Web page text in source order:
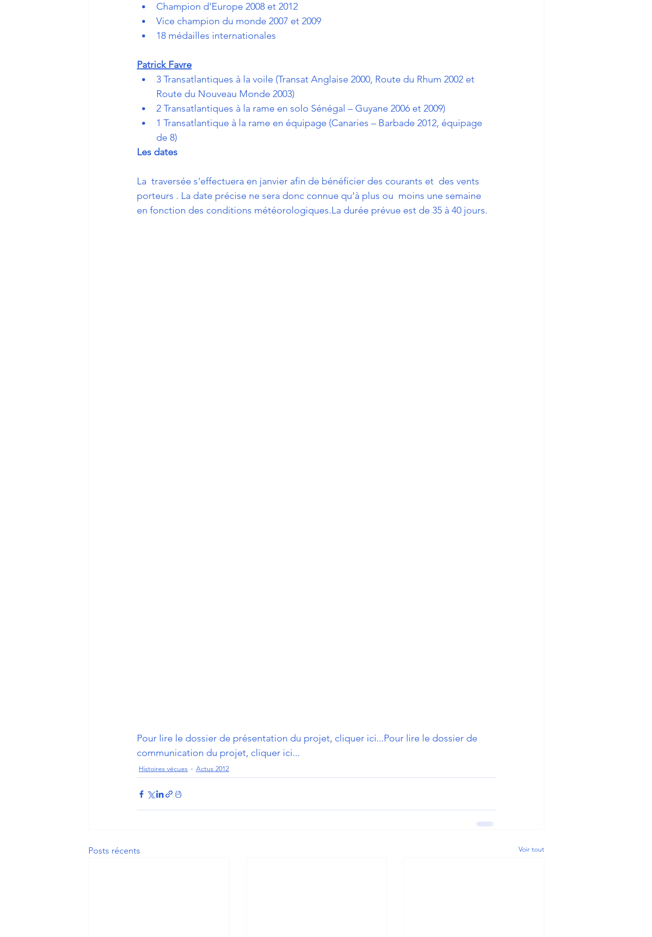
Champion d’Europe 2008 et 2012
Vice champion du monde 2007 et 2009
18 médailles internationales
Patrick Favre
3 Transatlantiques à la voile (Transat Anglaise 2000, Route du Rhum 2002 et
Route du Nouveau Monde 2003)
2 Transatlantiques à la rame en solo Sénégal – Guyane 2006 et 2009)
1 Transatlantique à la rame en équipage (Canaries – Barbade 2012, équipage
de 8)
Les dates
La  traversée s'effectuera en janvier afin de bénéficier des courants et  des vents
porteurs . La date précise ne sera donc connue qu'à plus ou  moins une semaine
en fonction des conditions météorologiques.La durée prévue est de 35 à 40 jours.
Pour lire le dossier de présentation du projet, cliquer ici...Pour lire le dossier de
communication du projet, cliquer ici...
Histoires vécues Actus 2012
Posts récents Voir tout